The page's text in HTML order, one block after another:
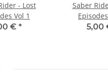
- Lost
Vol 1
€ *
Saber
5,00